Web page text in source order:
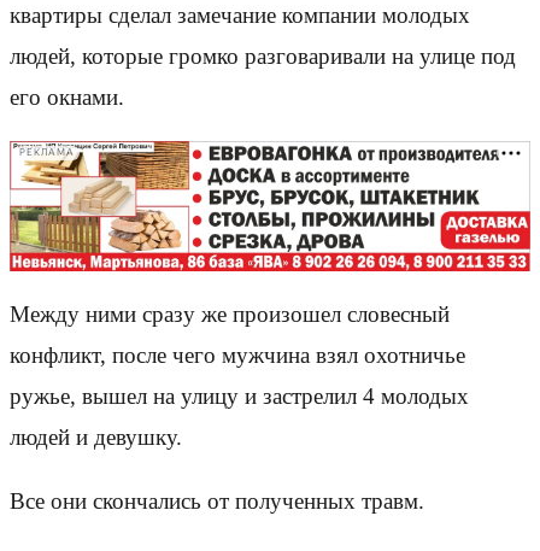
квартиры сделал замечание компании молодых
людей, которые громко разговаривали на улице под
его окнами.
РЕКЛАМА
Между ними сразу же произошел словесный
конфликт, после чего мужчина взял охотничье
ружье, вышел на улицу и застрелил 4 молодых
людей и девушку.
Все они скончались от полученных травм.